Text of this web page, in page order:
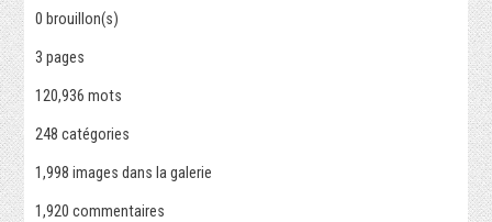
0 brouillon(s)
3 pages
120,936 mots
248 catégories
1,998 images dans la galerie
1,920 commentaires